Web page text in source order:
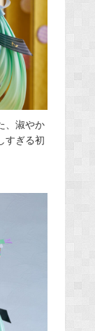
、淑やか
すぎる初